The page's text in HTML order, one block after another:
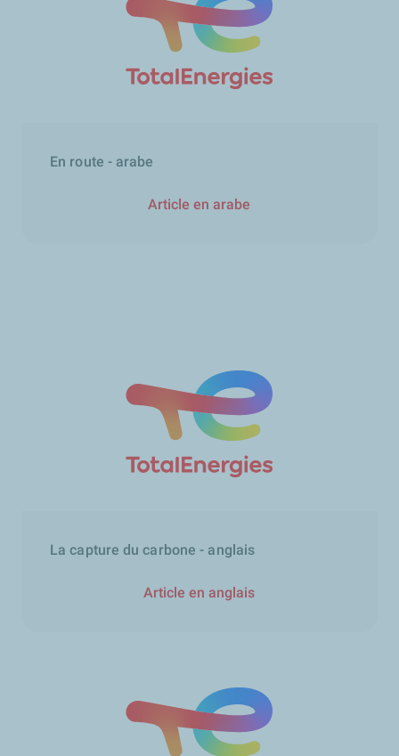
En route - arabe
Article en arabe
La capture du carbone - anglais
Article en anglais